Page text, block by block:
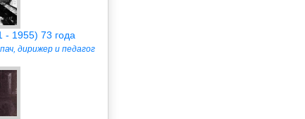
- 1955) 73 года
дирижер и педагог